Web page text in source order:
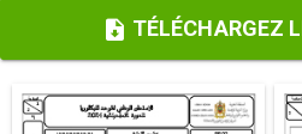
TÉLÉCHARGEZ